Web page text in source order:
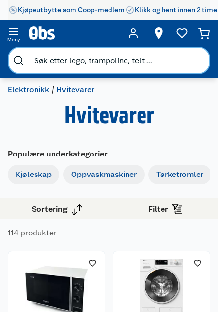
Kjøpeutbytte som Coop-medlem Klikk og hent innen 2
Meny
Elektronikk Hvitevarer
Hvitevarer
Populære underkategorier
Kjøleskap Oppvaskmaskiner Tørketromler
Sortering Filter
114 produkter